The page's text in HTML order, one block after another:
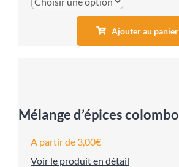
Ajouter au panier
Mélange d’épices colombo
A partir de 3,00€
Voir le produit en détail